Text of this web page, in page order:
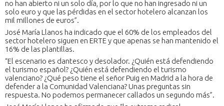
no han abierto ni un solo día, por lo que no han ingresado ni un
solo euro y que las pérdidas en el sector hotelero alcanzan los
mil millones de euros”.
José María Llanos ha indicado que el 60% de los empleados del
sector hotelero siguen en ERTE y que apenas se han mantenido el
16% de las plantillas.
“El escenario es dantesco y desolador. ¿Quién está defendiendo
el turismo español? ¿Quién está defendiendo el turismo
valenciano? ¿Qué peso tiene el señor Puig en Madrid a la hora de
defender a la Comunidad Valenciana? Unas preguntas sin
respuesta. No podemos permanecer callados un segundo más”.